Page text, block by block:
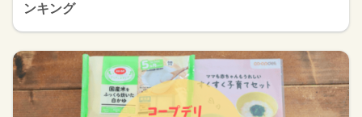
ンキング